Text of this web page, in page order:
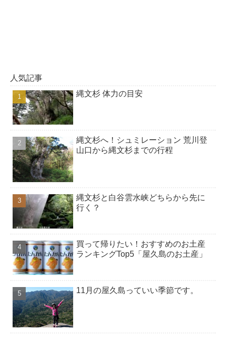
人気記事
縄文杉 体力の目安
縄文杉へ！シュミレーション 荒川登
山口から縄文杉までの行程
縄文杉と白谷雲水峡どちらから先に
行く？
買って帰りたい！おすすめのお土産
ランキングTop5「屋久島のお土産」
11月の屋久島っていい季節です。